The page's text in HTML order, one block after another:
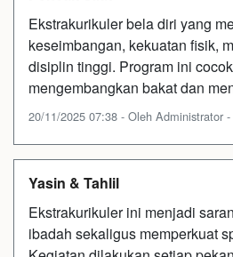
Ekstrakurikuler bela diri yang
keseimbangan, kekuatan fisik,
disiplin tinggi. Program ini
mengembangkan bakat dan
20/11/2025 07:38 - Oleh Administrator
Yasin & Tahlil
Ekstrakurikuler ini menjadi
ibadah sekaligus memperkuat